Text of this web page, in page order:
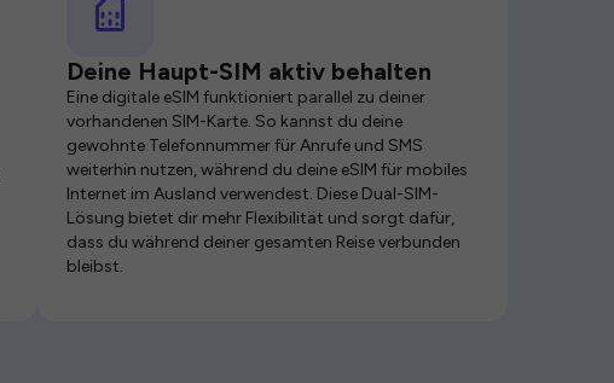
Deine Haupt-SIM aktiv behalten
Eine digitale eSIM funktioniert parallel zu deiner
vorhandenen SIM-Karte. So kannst du deine
gewohnte Telefonnummer für Anrufe und SMS
weiterhin nutzen, während du deine eSIM für mobiles
Internet im Ausland verwendest. Diese Dual-SIM-
Lösung bietet dir mehr Flexibilität und sorgt dafür,
dass du während deiner gesamten Reise verbunden
bleibst.